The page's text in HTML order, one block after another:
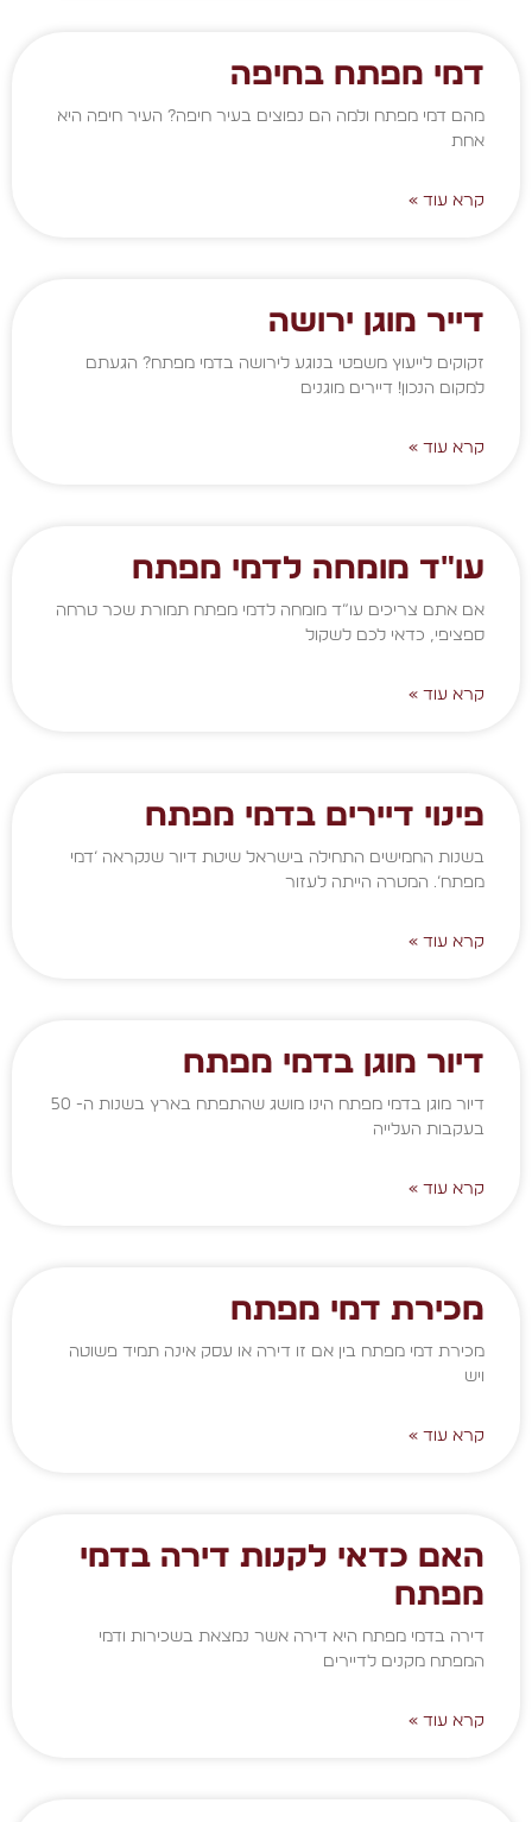
דמי מפתח בחיפה
מהם דמי מפתח ולמה הם נפוצים בעיר חיפה? העיר חיפה היא
אחת
קרא עוד »
דייר מוגן ירושה
זקוקים לייעוץ משפטי בנוגע לירושה בדמי מפתח? הגעתם
למקום הנכון! דיירים מוגנים
קרא עוד »
עו"ד מומחה לדמי מפתח
אם אתם צריכים עו”ד מומחה לדמי מפתח תמורת שכר טרחה
ספציפי, כדאי לכם לשקול
קרא עוד »
פינוי דיירים בדמי מפתח
בשנות החמישים התחילה בישראל שיטת דיור שנקראה ‘דמי
מפתח’. המטרה הייתה לעזור
קרא עוד »
דיור מוגן בדמי מפתח
דיור מוגן בדמי מפתח הינו מושג שהתפתח בארץ בשנות ה- 50
בעקבות העלייה
קרא עוד »
מכירת דמי מפתח
מכירת דמי מפתח בין אם זו דירה או עסק אינה תמיד פשוטה
ויש
קרא עוד »
האם כדאי לקנות דירה בדמי
מפתח
דירה בדמי מפתח היא דירה אשר נמצאת בשכירות ודמי
המפתח מקנים לדיירים
קרא עוד »